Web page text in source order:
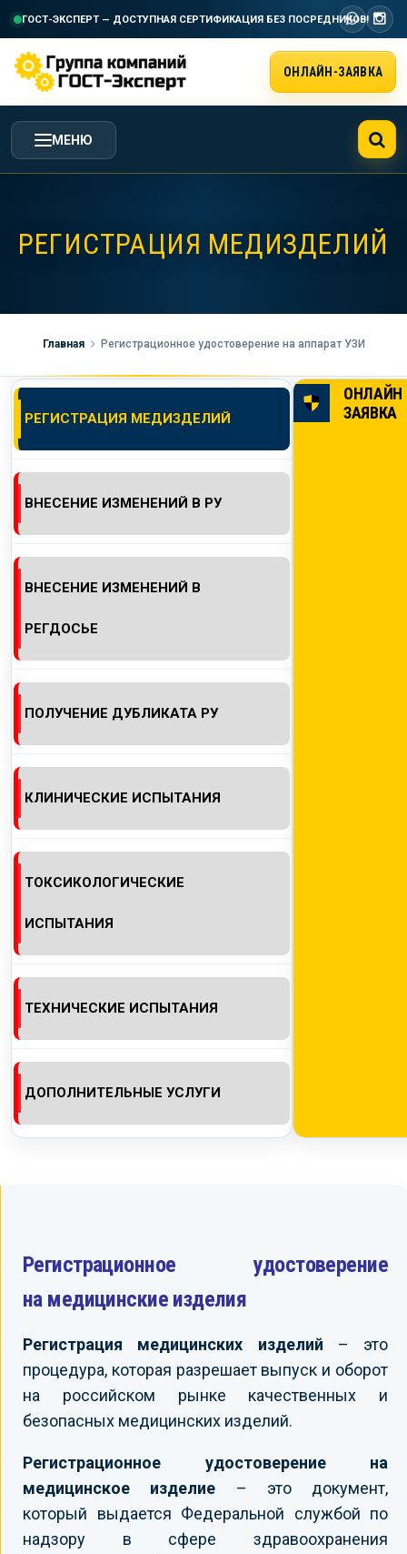
ГОСТ-ЭКСПЕРТ — ДОСТУПНАЯ СЕРТИФИКАЦИЯ БЕЗ ПОСРЕДНИКОВ!
ОНЛАЙН-ЗАЯВКА
МЕНЮ
УСЛУГИ ГК ГОСТ-ЭКСПЕРТ
СТОИМОСТЬ РАБОТ
НАША КОМПАНИЯ
КОНТАКТЫ
РЕГИСТРАЦИЯ МЕДИЗДЕЛИЙ
Главная Регистрационное удостоверение на аппарат УЗИ
РЕГИСТРАЦИЯ МЕДИЗДЕЛИЙ
ВНЕСЕНИЕ ИЗМЕНЕНИЙ В РУ
ВНЕСЕНИЕ ИЗМЕНЕНИЙ В
РЕГДОСЬЕ
ПОЛУЧЕНИЕ ДУБЛИКАТА РУ
КЛИНИЧЕСКИЕ ИСПЫТАНИЯ
ТОКСИКОЛОГИЧЕСКИЕ
ИСПЫТАНИЯ
ТЕХНИЧЕСКИЕ ИСПЫТАНИЯ
ДОПОЛНИТЕЛЬНЫЕ УСЛУГИ
ОНЛАЙН
ЗАЯВКА
Регистрационное удостоверение
на медицинские изделия
Регистрация медицинских изделий – это
процедура, которая разрешает выпуск и оборот
на российском рынке качественных и
безопасных медицинских изделий.
Регистрационное удостоверение на
медицинское изделие – это документ,
который выдается Федеральной службой по
надзору в сфере здравоохранения